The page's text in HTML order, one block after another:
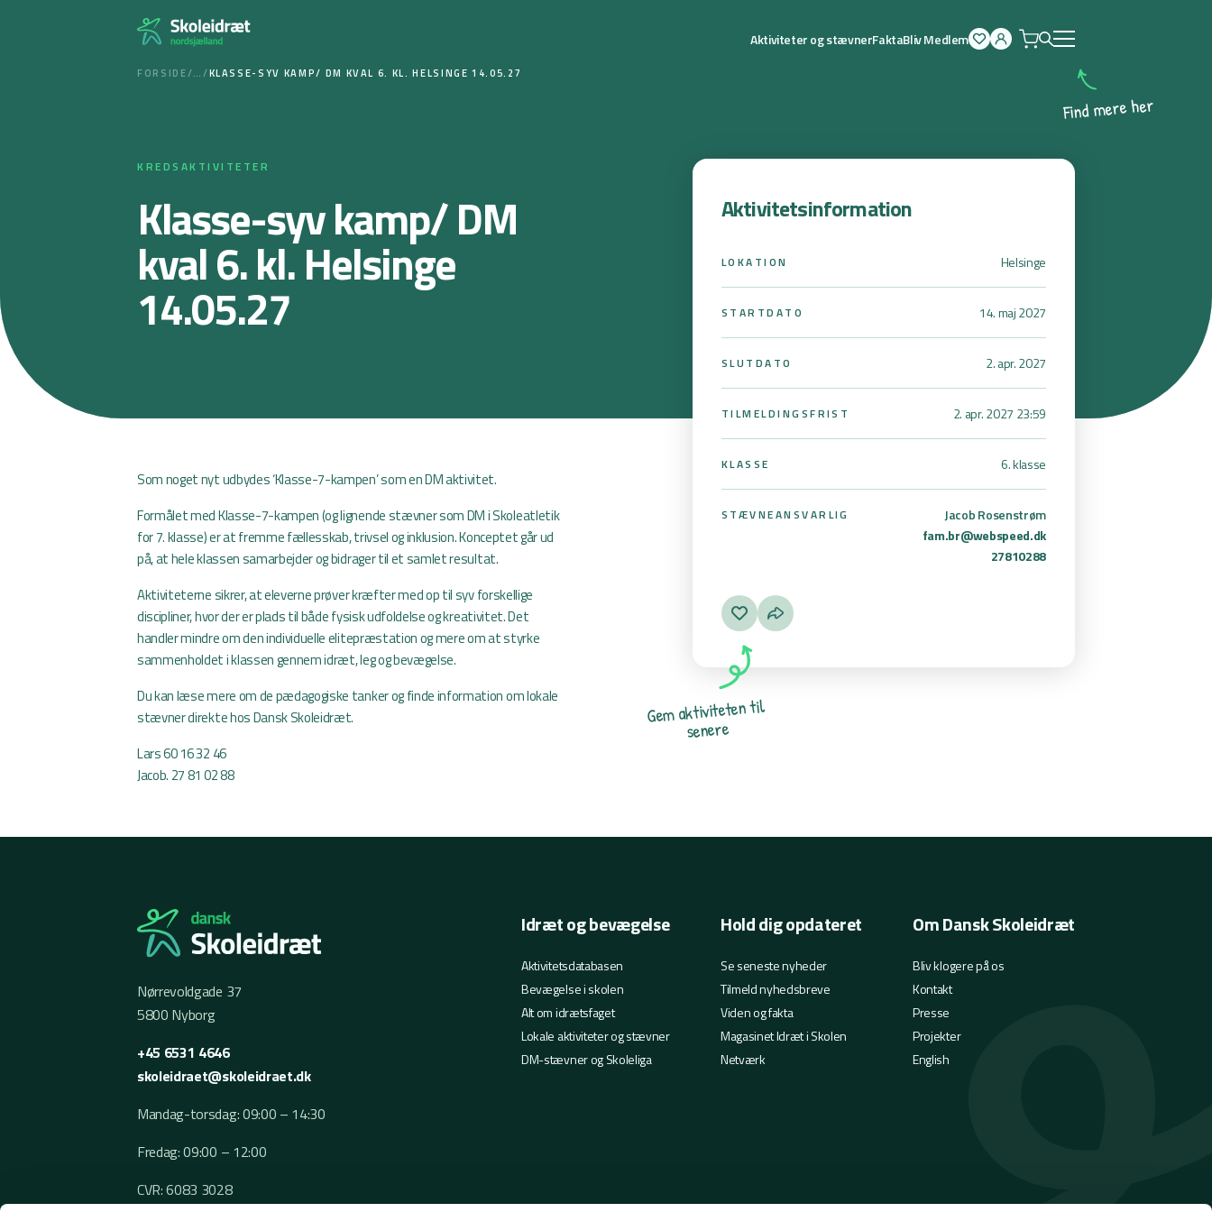
Aktiviteter og stævnerFaktaBliv Medlem
Åben
Findmereher
FORSIDE/…/KLASSE-SYV KAMP/ DM KVAL 6. KL. HELSINGE 14.05.27
KREDSAKTIVITETER
Klasse-syv kamp/ DM
kval 6. kl. Helsinge
14.05.27
Aktivitetsinformation
LOKATION Helsinge
STARTDATO 14. maj 2027
SLUTDATO 2. apr. 2027
TILMELDINGSFRIST 2. apr. 2027 23:59
KLASSE 6. klasse
STÆVNEANSVARLIG
Jacob Rosenstrøm
fam.br@webspeed.dk
27810288
Gemaktivitetentil
senere
Som noget nyt udbydes ‘Klasse-7-kampen’ som en DM aktivitet.
Formålet med Klasse-7-kampen (og lignende stævner som DM i Skoleatletik
for 7. klasse) er at fremme fællesskab, trivsel og inklusion. Konceptet går ud
på, at hele klassen samarbejder og bidrager til et samlet resultat.
Aktiviteterne sikrer, at eleverne prøver kræfter med op til syv forskellige
discipliner, hvor der er plads til både fysisk udfoldelse og kreativitet. Det
handler mindre om den individuelle elitepræstation og mere om at styrke
sammenholdet i klassen gennem idræt, leg og bevægelse.
Du kan læse mere om de pædagogiske tanker og finde information om lokale
stævner direkte hos Dansk Skoleidræt.
Lars 60 16 32 46
Jacob. 27 81 02 88
Nørrevoldgade 37
5800 Nyborg
+45 6531 4646
skoleidraet@skoleidraet.dk
Mandag-torsdag: 09:00 – 14:30
Fredag: 09:00 – 12:00
CVR: 6083 3028
Idræt og bevægelse
Aktivitetsdatabasen
Bevægelse i skolen
Alt om idrætsfaget
Lokale aktiviteter og stævner
DM-stævner og Skoleliga
Hold dig opdateret
Se seneste nyheder
Tilmeld nyhedsbreve
Viden og fakta
Magasinet Idræt i Skolen
Netværk
Om Dansk Skoleidræt
Bliv klogere på os
Kontakt
Presse
Projekter
English